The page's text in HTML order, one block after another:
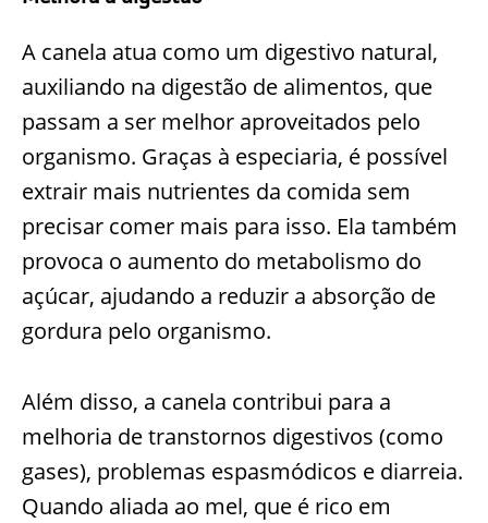
A canela atua como um digestivo natural,
auxiliando na digestão de alimentos, que
passam a ser melhor aproveitados pelo
organismo. Graças à especiaria, é possível
extrair mais nutrientes da comida sem
precisar comer mais para isso. Ela também
provoca o aumento do metabolismo do
açúcar, ajudando a reduzir a absorção de
gordura pelo organismo.
Além disso, a canela contribui para a
melhoria de transtornos digestivos (como
gases), problemas espasmódicos e diarreia.
Quando aliada ao mel, que é rico em